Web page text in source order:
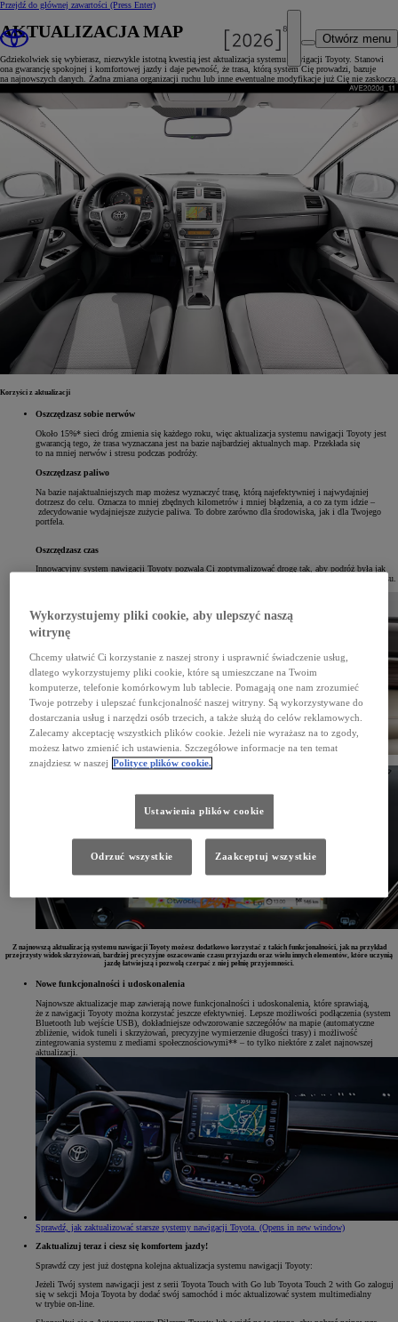
Przejdź do głównej zawartości (Press Enter)
Otwórz menu
AKTUALIZACJA MAP
Gdziekolwiek się wybierasz, niezwykle istotną kwestią jest aktualizacja systemu nawigacji Toyoty. Stanowi
ona gwarancję spokojnej i komfortowej jazdy i daje pewność, że trasa, którą system Cię prowadzi, bazuje
na najnowszych danych. Żadna zmiana organizacji ruchu lub inne ewentualne modyfikacje już Cię nie zaskoczą.
Korzyści z aktualizacji
Oszczędzasz sobie nerwów
Około 15%* sieci dróg zmienia się każdego roku, więc aktualizacja systemu nawigacji Toyoty jest
gwarancją tego, że trasa wyznaczana jest na bazie najbardziej aktualnych map. Przekłada się
to na mniej nerwów i stresu podczas podróży.
Oszczędzasz paliwo
Na bazie najaktualniejszych map możesz wyznaczyć trasę, którą najefektywniej i najwydajniej
dotrzesz do celu. Oznacza to mniej zbędnych kilometrów i mniej błądzenia, a co za tym idzie –
zdecydowanie wydajniejsze zużycie paliwa. To dobre zarówno dla środowiska, jak i dla Twojego
portfela.
Oszczędzasz czas
Innowacyjny system nawigacji Toyoty pozwala Ci zoptymalizować drogę tak, aby podróż była jak
najszybsza lub przebiegała najdogodniejszą trasą, w zależności od tego, ile przewidujesz na nią czasu.
Z najnowszą aktualizacją systemu nawigacji Toyoty możesz dodatkowo korzystać z takich funkcjonalności, jak na przykład
przejrzysty widok skrzyżowań, bardziej precyzyjne oszacowanie czasu przyjazdu oraz wielu innych elementów, które uczynią
jazdę łatwiejszą i pozwolą czerpać z niej pełnię przyjemności.
Nowe funkcjonalności i udoskonalenia
Najnowsze aktualizacje map zawierają nowe funkcjonalności i udoskonalenia, które sprawiają,
że z nawigacji Toyoty można korzystać jeszcze efektywniej. Lepsze możliwości podłączenia (system
Bluetooth lub wejście USB), dokładniejsze odwzorowanie szczegółów na mapie (automatyczne
zbliżenie, widok tuneli i skrzyżowań, precyzyjne wymierzenie długości trasy) i możliwość
zintegrowania systemu z mediami społecznościowymi** – to tylko niektóre z zalet najnowszej
aktualizacji.
Sprawdź, jak zaktualizować starsze systemy nawigacji Toyota. (Opens in new window)
Zaktualizuj teraz i ciesz się komfortem jazdy!
Sprawdź czy jest już dostępna kolejna aktualizacja systemu nawigacji Toyoty:
Jeżeli Twój system nawigacji jest z serii Toyota Touch with Go lub Toyota Touch 2 with Go zaloguj
się w sekcji Moja Toyota by dodać swój samochód i móc aktualizować system multimedialny
w trybie on-line.
Wykorzystujemy pliki cookie, aby ulepszyć naszą
witrynę
Chcemy ułatwić Ci korzystanie z naszej strony i usprawnić świadczenie usług,
dlatego wykorzystujemy pliki cookie, które są umieszczane na Twoim
komputerze, telefonie komórkowym lub tablecie. Pomagają one nam zrozumieć
Twoje potrzeby i ulepszać funkcjonalność naszej witryny. Są wykorzystywane do
dostarczania usług i narzędzi osób trzecich, a także służą do celów reklamowych.
Zalecamy akceptację wszystkich plików cookie. Jeżeli nie wyrażasz na to zgody,
możesz łatwo zmienić ich ustawienia. Szczegółowe informacje na ten temat
znajdziesz w naszej Polityce plików cookie.
Ustawienia plików cookie
Odrzuć wszystkie Zaakceptuj wszystkie